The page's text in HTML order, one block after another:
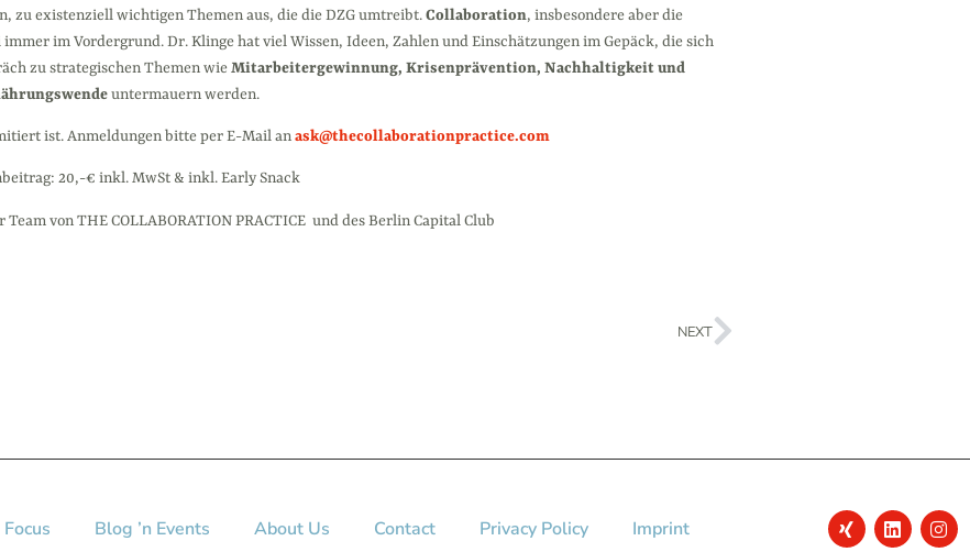
zu existenziell wichtigen Themen aus, die die DZG umtreibt.Collaboration, insbesondere aber die
immer im Vordergrund. Dr. Klinge hat viel Wissen, Ideen, Zahlen und Einschätzungen im Gepäck, die sich
zu strategischen Themen wieMitarbeitergewinnung, Krisenprävention, Nachhaltigkeit und
untermauern werden.
ist. Anmeldungenbitte per E-Mail anask@thecollaborationpractice.com
20,-€ inkl. MwSt & inkl. Early Snack
von THE COLLABORATION PRACTICE und des Berlin Capital Club
NEXT
Focus Blog ’n Events About Us Contact Privacy Policy Imprint